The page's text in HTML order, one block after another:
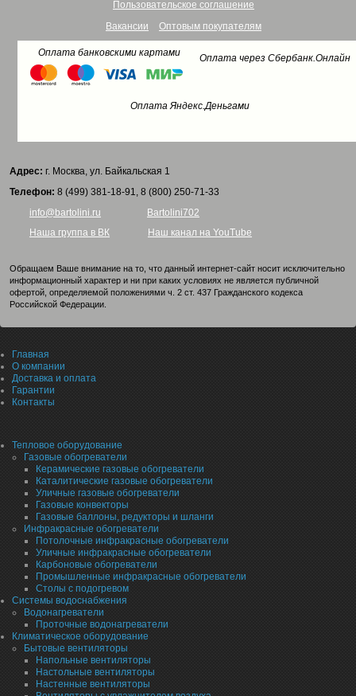
Пользовательское соглашение
Вакансии
Оптовым покупателям
Оплата банковскими картами Оплата через Сбербанк.Онлайн
Оплата Яндекс.Деньгами
Адрес: г. Москва, ул. Байкальская 1
Телефон: 8 (499) 381-18-91, 8 (800) 250-71-33
info@bartolini.ru
Bartolini702
Наша группа в ВК
Наш канал на YouTube
Обращаем Ваше внимание на то, что данный интернет-сайт носит исключительно
информационный характер и ни при каких условиях не является публичной
офертой, определяемой положениями ч. 2 ст. 437 Гражданского кодекса
Российской Федерации.
Главная
О компании
Доставка и оплата
Гарантии
Контакты
Тепловое оборудование
Газовые обогреватели
Керамические газовые обогреватели
Каталитические газовые обогреватели
Уличные газовые обогреватели
Газовые конвекторы
Газовые баллоны, редукторы и шланги
Инфракрасные обогреватели
Потолочные инфракрасные обогреватели
Уличные инфракрасные обогреватели
Карбоновые обогреватели
Промышленные инфракрасные обогреватели
Столы с подогревом
Системы водоснабжения
Водонагреватели
Проточные водонагреватели
Климатическое оборудование
Бытовые вентиляторы
Напольные вентиляторы
Настольные вентиляторы
Настенные вентиляторы